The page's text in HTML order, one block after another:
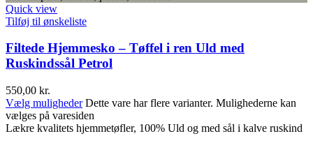
Quick view
Tilføj til ønskeliste
Filtede Hjemmesko – Tøffel i ren Uld med
Ruskindssål Petrol
550,00 kr.
Vælg muligheder Dette vare har flere varianter. Mulighederne kan
vælges på varesiden
Lækre kvalitets hjemmetøfler, 100% Uld og med sål i kalve ruskind